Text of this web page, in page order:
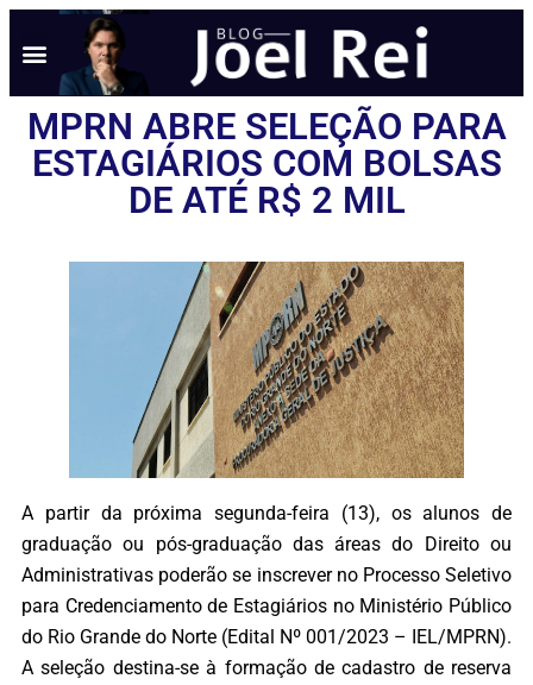
MPRN ABRE SELEÇÃO PARA
ESTAGIÁRIOS COM BOLSAS
DE ATÉ R$ 2 MIL
A partir da próxima segunda-feira (13), os alunos de
graduação ou pós-graduação das áreas do Direito ou
Administrativas poderão se inscrever no Processo Seletivo
para Credenciamento de Estagiários no Ministério Público
do Rio Grande do Norte (Edital Nº 001/2023 – IEL/MPRN).
A seleção destina-se à formação de cadastro de reserva